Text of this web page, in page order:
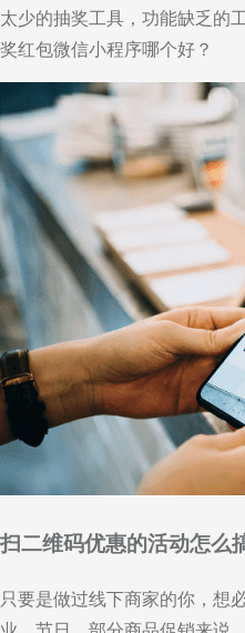
太少的抽奖工具，功能缺乏的
奖红包微信小程序哪个好？
扫二维码优惠的活动怎么
只要是做过线下商家的你，想